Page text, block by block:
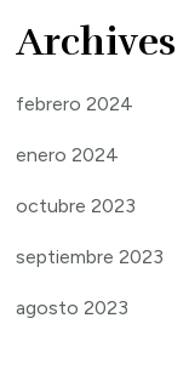
Archives
febrero 2024
enero 2024
octubre 2023
septiembre 2023
agosto 2023